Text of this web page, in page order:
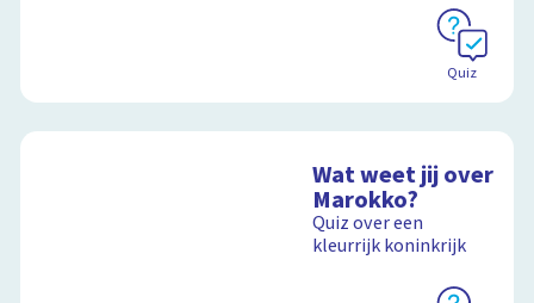
Quiz
Wat weet jij over
Marokko?
Quiz over een
kleurrijk koninkrijk